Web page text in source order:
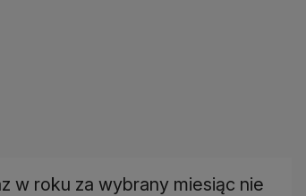
w roku za wybrany miesiąc nie